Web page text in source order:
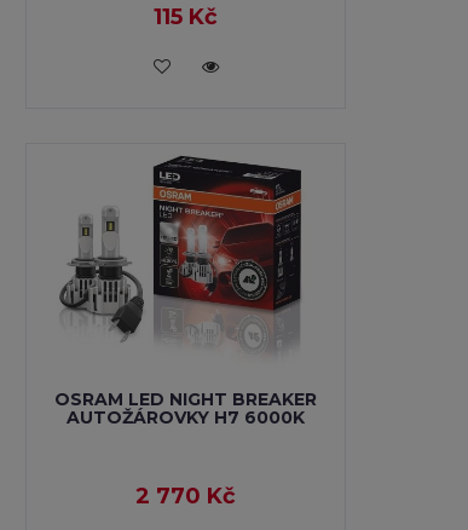
115 Kč
VLOŽIT DO KOŠÍKU
OSRAM LED NIGHT BREAKER
AUTOŽÁROVKY H7 6000K
2 770 Kč